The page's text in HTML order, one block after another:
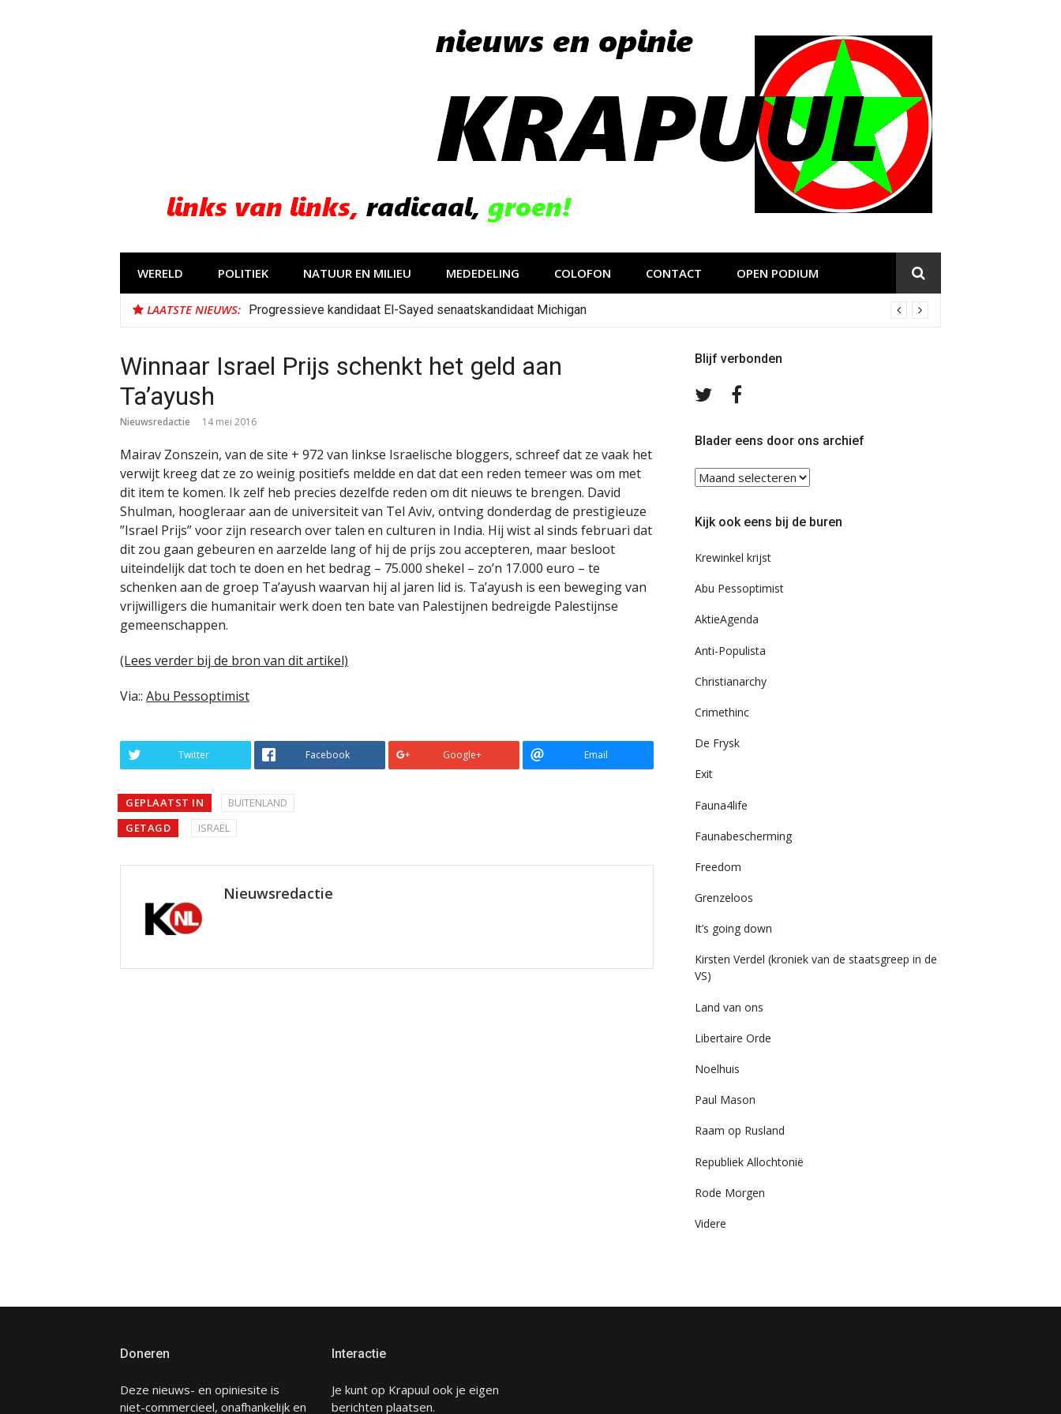
WERELD POLITIEK NATUUR EN MILIEU MEDEDELING COLOFON CONTACT OPEN PODIUM
LAATSTE NIEUWS: Progressieve kandidaat El-Sayed senaatskandidaat Michigan
Winnaar Israel Prijs schenkt het geld aan
Ta’ayush
Nieuwsredactie 14 mei 2016
Mairav Zonszein, van de site + 972 van linkse Israelische bloggers, schreef dat ze vaak het
verwijt kreeg dat ze zo weinig positiefs meldde en dat dat een reden temeer was om met
dit item te komen. Ik zelf heb precies dezelfde reden om dit nieuws te brengen. David
Shulman, hoogleraar aan de universiteit van Tel Aviv, ontving donderdag de prestigieuze
”Israel Prijs” voor zijn research over talen en culturen in India. Hij wist al sinds februari dat
dit zou gaan gebeuren en aarzelde lang of hij de prijs zou accepteren, maar besloot
uiteindelijk dat toch te doen en het bedrag – 75.000 shekel – zo’n 17.000 euro – te
schenken aan de groep Ta’ayush waarvan hij al jaren lid is. Ta’ayush is een beweging van
vrijwilligers die humanitair werk doen ten bate van Palestijnen bedreigde Palestijnse
gemeenschappen.
(Lees verder bij de bron van dit artikel)
Via:: Abu Pessoptimist
Twitter Facebook Google+ Email
GEPLAATST IN
BUITENLAND
GETAGD
ISRAËL
Nieuwsredactie
Blijf verbonden
Volg
TwitterFacebook
Blader eens door ons archief
Blader
eens
ons
Kijk ook eens bij de buren
Krewinkel krijst
Abu Pessoptimist
AktieAgenda
Anti-Populista
Christianarchy
Crimethinc
De Frysk
Exit
Fauna4life
Faunabescherming
Freedom
Grenzeloos
It’s going down
Kirsten Verdel (kroniek van de staatsgreep in de
VS)
Land van ons
Libertaire Orde
Noelhuis
Paul Mason
Raam op Rusland
Republiek Allochtonië
Rode Morgen
Videre
Doneren
Deze nieuws- en opiniesite is
niet-commercieel, onafhankelijk en
Interactie
Je kunt op Krapuul ook je eigen
berichten plaatsen.